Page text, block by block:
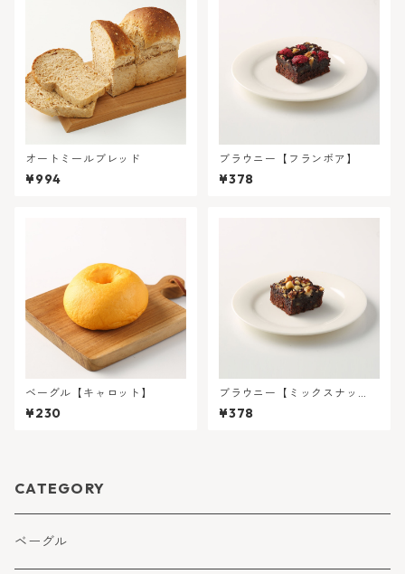
オートミールブレッド
¥994
ブラウニー【フランボア】
¥378
ベーグル【キャロット】
¥230
ブラウニー【ミックスナッ
ツ】
¥378
CATEGORY
ベーグル